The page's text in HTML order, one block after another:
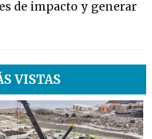
de impacto y generar
VISTAS
1